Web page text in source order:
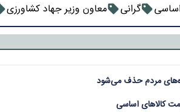
گرانی معاون وزیر جهاد کشاورزی
مردم حذف می‌شود
کالا‌های اساسی